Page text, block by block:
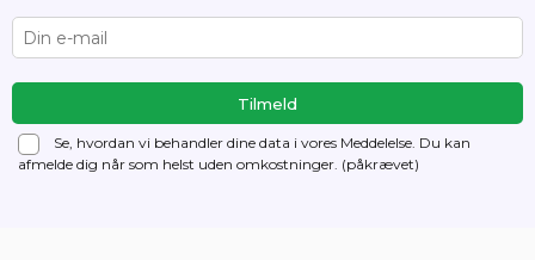
Se, hvordan vi behandler dine data i vores Meddelelse. Du kan
afmelde dig når som helst uden omkostninger. (påkrævet)